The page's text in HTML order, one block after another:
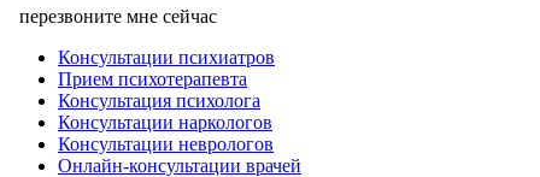
перезвоните мне сейчас
Консультации психиатров
Прием психотерапевта
Консультация психолога
Консультации наркологов
Консультации неврологов
Онлайн-консультации врачей